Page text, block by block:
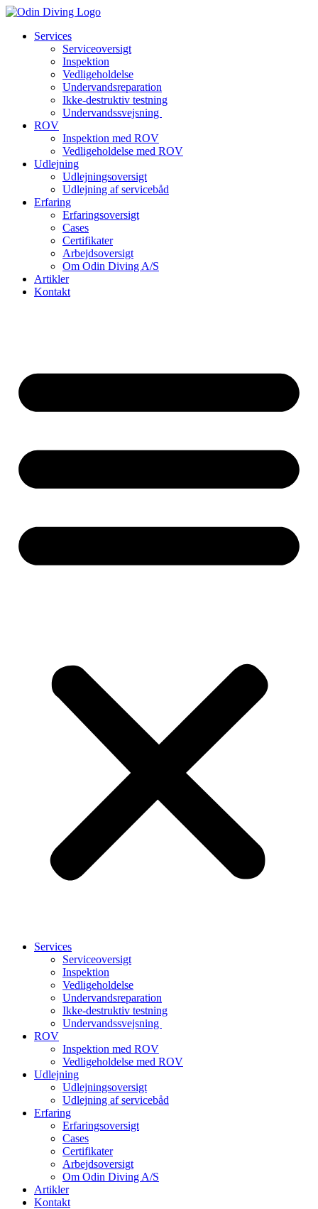
Videre
indholdServices
Serviceoversigt
Inspektion
Vedligeholdelse
Undervandsreparation
Ikke-destruktiv testning
Undervandssvejsning
ROV
Inspektion med ROV
Vedligeholdelse med ROV
Udlejning
Udlejningsoversigt
Udlejning af servicebåd
Erfaring
Erfaringsoversigt
Cases
Certifikater
Arbejdsoversigt
Om Odin Diving A/S
Artikler
Kontakt
Services
Serviceoversigt
Inspektion
Vedligeholdelse
Undervandsreparation
Ikke-destruktiv testning
Undervandssvejsning
ROV
Inspektion med ROV
Vedligeholdelse med ROV
Udlejning
Udlejningsoversigt
Udlejning af servicebåd
Erfaring
Erfaringsoversigt
Cases
Certifikater
Arbejdsoversigt
Om Odin Diving A/S
Artikler
Kontakt